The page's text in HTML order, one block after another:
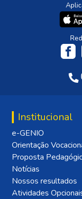
Institucional
e-GENIO
Orientação
Proposta
Notícias
Nossos resultados
Atividades